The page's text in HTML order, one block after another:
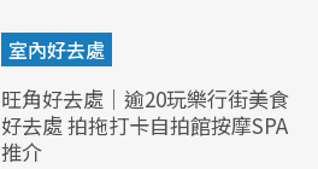
室內好去處
旺角好去處｜逾20玩樂行街美食
好去處 拍拖打卡自拍館按摩SPA
推介